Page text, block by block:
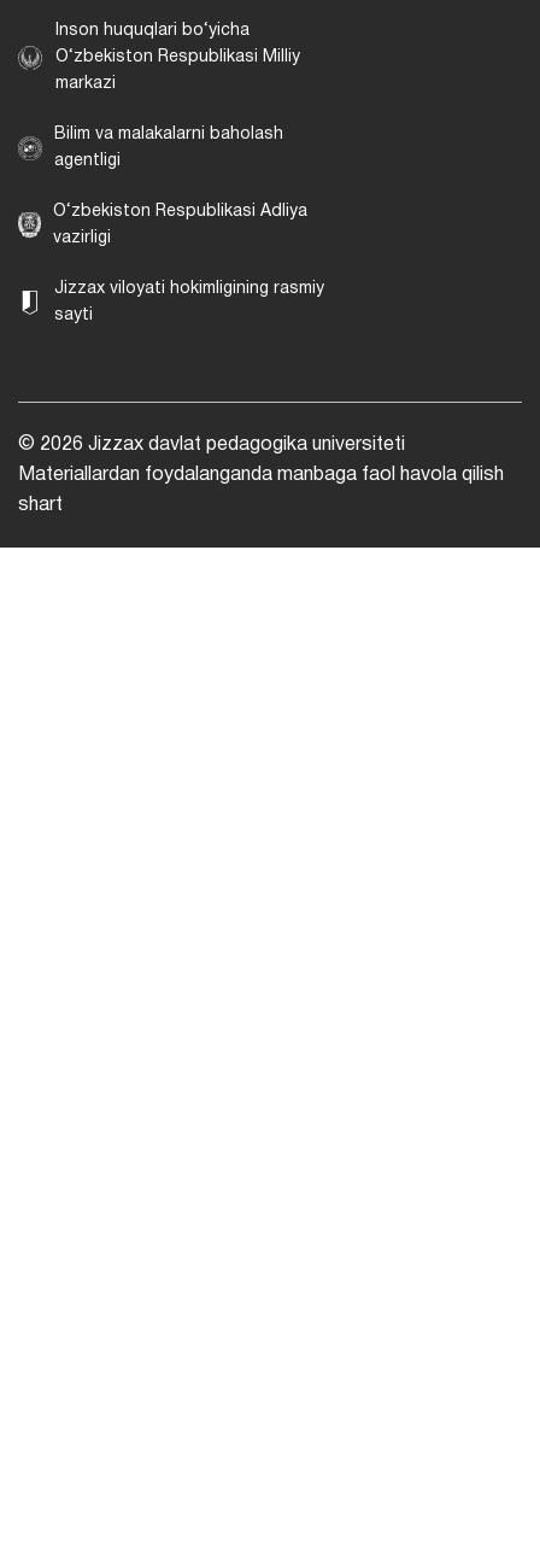
Inson huquqlari bo‘yicha
O‘zbekiston Respublikasi Milliy
markazi
Bilim va malakalarni baholash
agentligi
O‘zbekiston Respublikasi Adliya
vazirligi
Jizzax viloyati hokimligining rasmiy
sayti
© 2026 Jizzax davlat pedagogika universiteti
Materiallardan foydalanganda manbaga faol havola qilish
shart